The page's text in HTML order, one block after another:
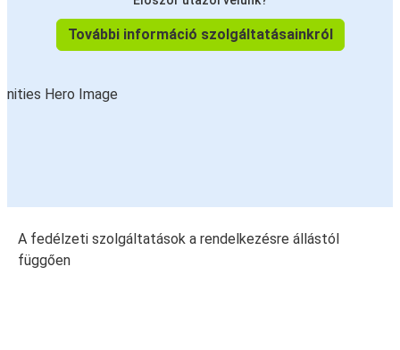
További információ szolgáltatásainkról
A fedélzeti szolgáltatások a rendelkezésre állástól
függően